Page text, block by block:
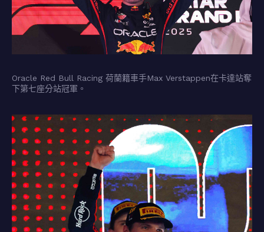
Oracle Red Bull Racing 荷蘭籍車手Max Verstappen在卡達站奪
下第七座分站冠軍。